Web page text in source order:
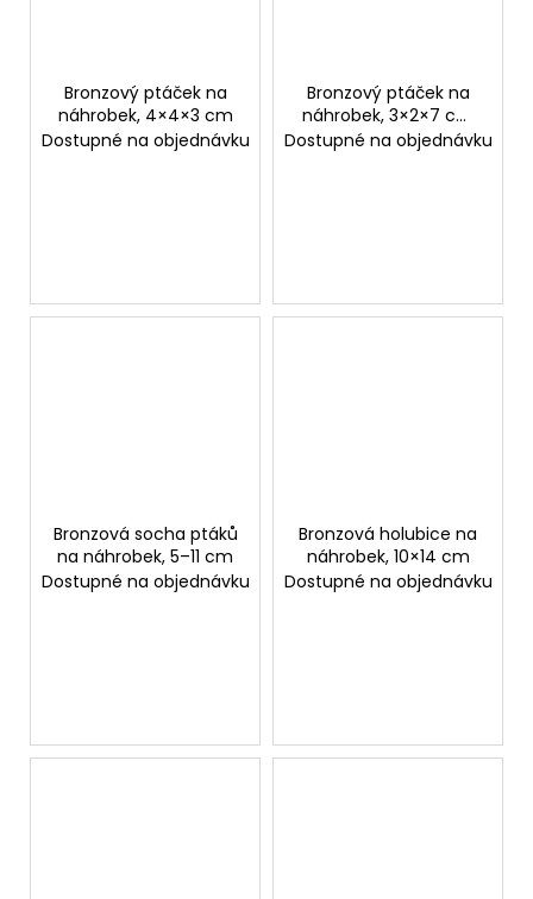
Bronzový ptáček na
náhrobek, 4×4×3 cm
Dostupné na objednávku
Bronzový ptáček na
náhrobek, 3×2×7 cm
nebo 3×4×7 cm
Dostupné na objednávku
Bronzová socha ptáků
na náhrobek, 5–11 cm
Dostupné na objednávku
Bronzová holubice na
náhrobek, 10×14 cm
Dostupné na objednávku